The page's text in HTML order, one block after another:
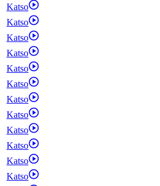
Katso
Katso
Katso
Katso
Katso
Katso
Katso
Katso
Katso
Katso
Katso
Katso